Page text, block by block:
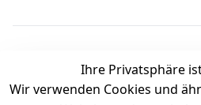
Ihre Privatsphäre
Wir verwenden Cookies und